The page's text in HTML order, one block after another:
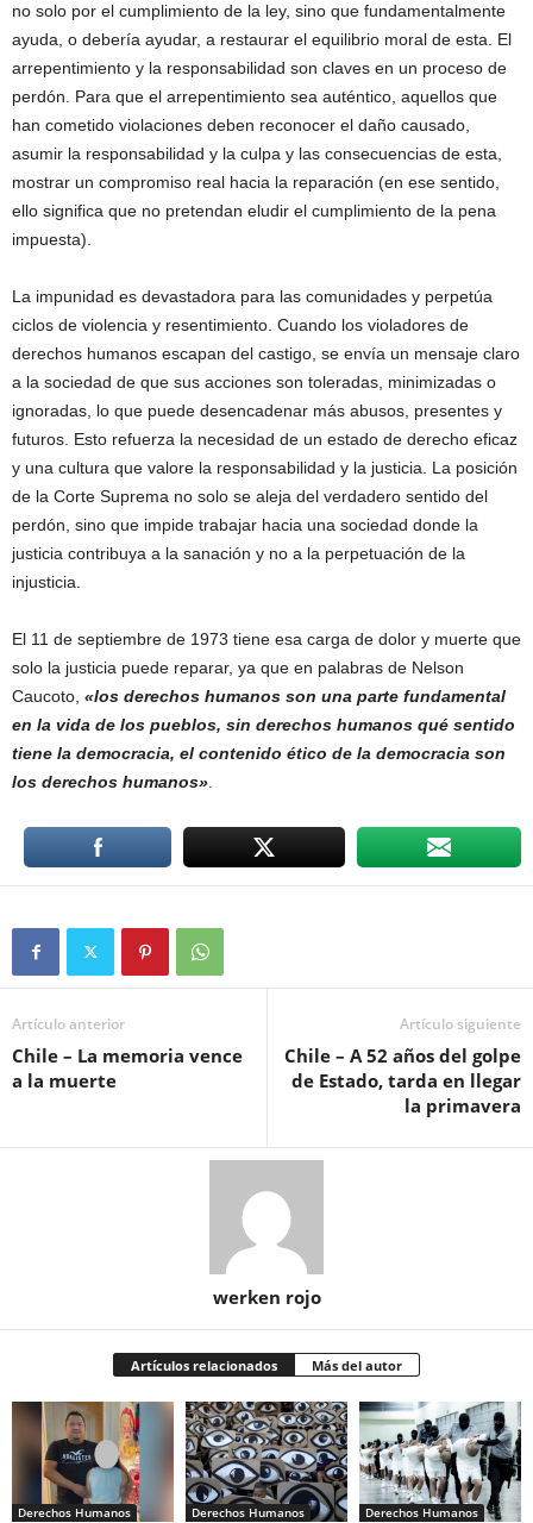
no solo por el cumplimiento de la ley, sino que fundamentalmente
ayuda, o debería ayudar, a restaurar el equilibrio moral de esta. El
arrepentimiento y la responsabilidad son claves en un proceso de
perdón. Para que el arrepentimiento sea auténtico, aquellos que
han cometido violaciones deben reconocer el daño causado,
asumir la responsabilidad y la culpa y las consecuencias de esta,
mostrar un compromiso real hacia la reparación (en ese sentido,
ello significa que no pretendan eludir el cumplimiento de la pena
impuesta).
La impunidad es devastadora para las comunidades y perpetúa
ciclos de violencia y resentimiento. Cuando los violadores de
derechos humanos escapan del castigo, se envía un mensaje claro
a la sociedad de que sus acciones son toleradas, minimizadas o
ignoradas, lo que puede desencadenar más abusos, presentes y
futuros. Esto refuerza la necesidad de un estado de derecho eficaz
y una cultura que valore la responsabilidad y la justicia. La posición
de la Corte Suprema no solo se aleja del verdadero sentido del
perdón, sino que impide trabajar hacia una sociedad donde la
justicia contribuya a la sanación y no a la perpetuación de la
injusticia.
El 11 de septiembre de 1973 tiene esa carga de dolor y muerte que
solo la justicia puede reparar, ya que en palabras de Nelson
Caucoto, «los derechos humanos son una parte fundamental
en la vida de los pueblos, sin derechos humanos qué sentido
tiene la democracia, el contenido ético de la democracia son
los derechos humanos»
Artículo anterior
Chile – La memoria vence
a la muerte
Artículo siguiente
Chile – A 52 años del golpe
de Estado, tarda en llegar
la primavera
werken rojo
Artículos relacionados Más del autor
Derechos Humanos Derechos Humanos Derechos Humanos